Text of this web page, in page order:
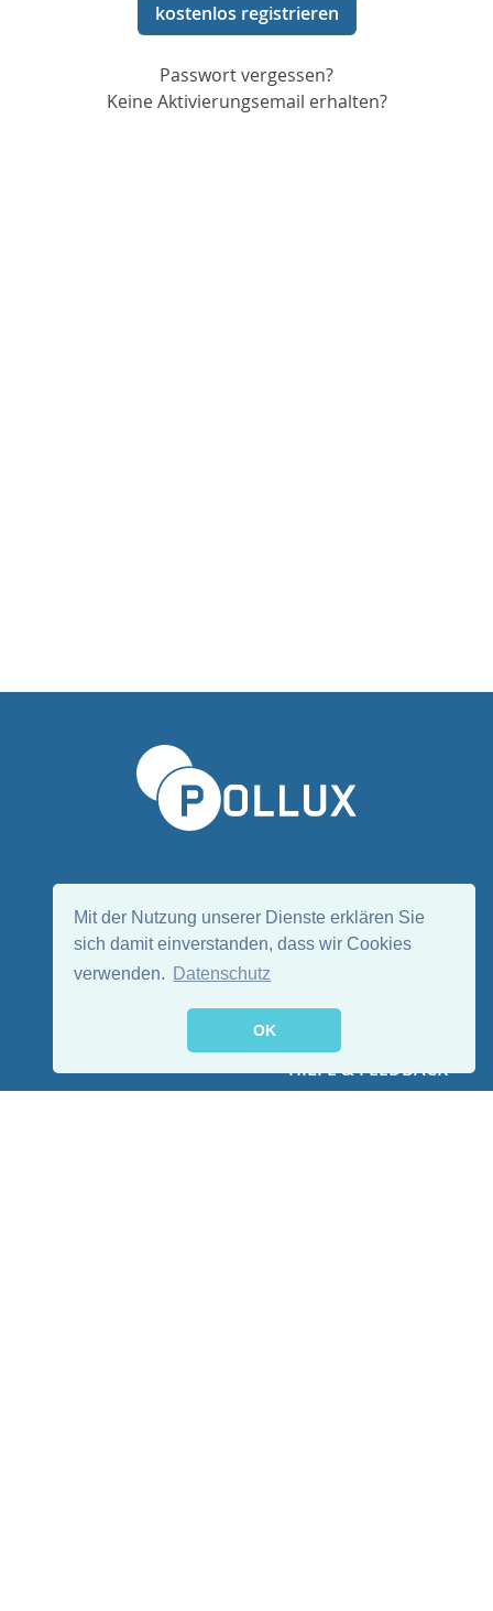
Mit der Nutzung unserer Dienste erklären Sie
sich damit einverstanden, dass wir Cookies
verwenden.
Datenschutz
OK
HILFE & FEEDBACK
kostenlos registrieren
Passwort vergessen?
Keine Aktivierungsemail erhalten?
EN